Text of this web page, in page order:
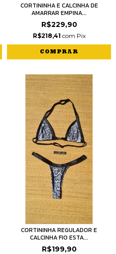
CORTININHA E CALCINHA DE
AMARRAR EMPINA...
R$229,90
R$218,41 com Pix
COMPRAR
CORTININHA REGULADOR E
CALCINHA FIO ESTA...
R$199,90